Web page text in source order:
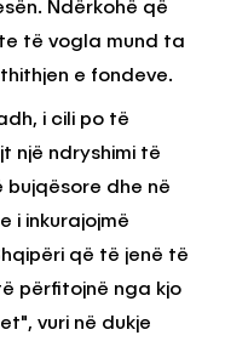
Ndërkohë që
të vogla mund ta
e fondeve.
i cili po të
një ndryshimi të
bujqësore dhe në
i inkurajojmë
që të jenë të
përfitojnë nga kjo
vuri në dukje